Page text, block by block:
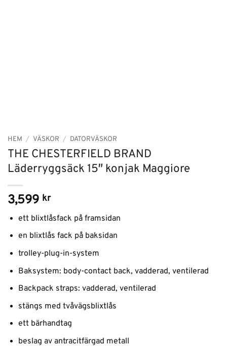
HEM / VÄSKOR / DATORVÄSKOR
THE CHESTERFIELD BRAND
Läderryggsäck 15″ konjak Maggiore
3,599 kr
ett blixtlåsfack på framsidan
en blixtlås fack på baksidan
trolley-plug-in-system
Baksystem: body-contact back, vadderad, ventilerad
Backpack straps: vadderad, ventilerad
stängs med tvåvägsblixtlås
ett bärhandtag
beslag av antracitfärgad metall